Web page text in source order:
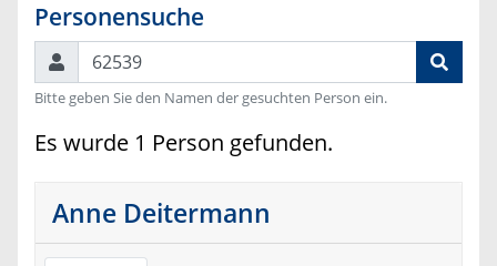
Personensuche
Suchen
Bitte geben Sie den Namen der gesuchten Person ein.
Es wurde 1 Person gefunden.
Anne Deitermann